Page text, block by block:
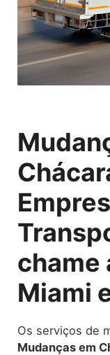
chame
Miami
Os serviços de
Mudanças em